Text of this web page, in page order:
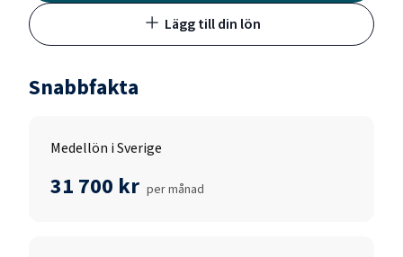
Lägg till din lön
Snabbfakta
Medellön i Sverige
31 700 kr per månad